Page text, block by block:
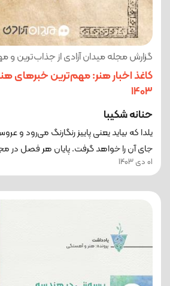
گزارش مجله میدان آزادی از جذاب‌ترین
کاغذ اخبار هنر: مهم‌ترین خبرهای هنر
1403
حنانه شکیبا
یلدا که بیاید یعنی پاییز رنگارنگ می‌رود
جای آن را خواهد گرفت. پایان هر فصل در
01 دی 1403